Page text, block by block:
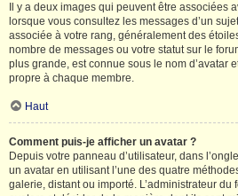
Il y a deux images qui peuvent être associées
lorsque vous consultez les messages d’un
associée à votre rang, généralement des
nombre de messages ou votre statut sur le
plus grande, est connue sous le nom d’avatar
propre à chaque membre.
Haut
Comment puis-je afficher un avatar ?
Depuis votre panneau d’utilisateur, dans
un avatar en utilisant l’une des quatre
galerie, distant ou importé. L’administrateur du